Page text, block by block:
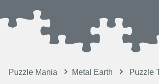
Puzzle Mania Metal Earth Puzzle